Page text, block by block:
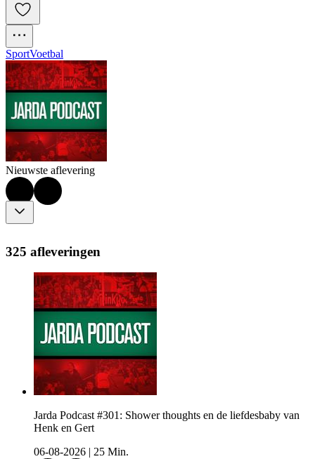
SportVoetbal
Nieuwste aflevering
325 afleveringen
Jarda Podcast #301: Shower thoughts en de liefdesbaby van
Henk en Gert
06-08-2026
25 Min.